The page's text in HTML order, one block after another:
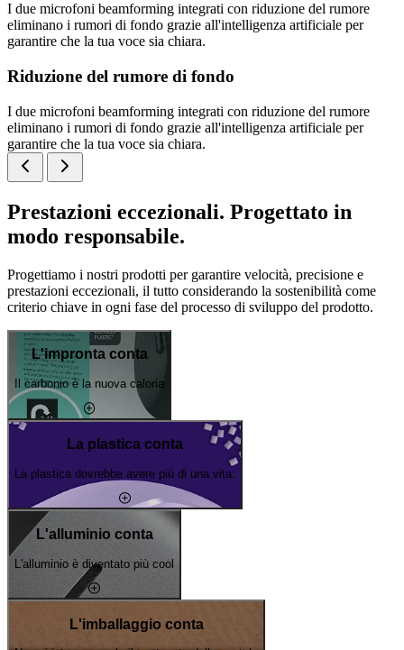
I due microfoni beamforming integrati con riduzione del rumore
eliminano i rumori di fondo grazie all'intelligenza artificiale per
garantire che la tua voce sia chiara.
Riduzione del rumore di fondo
I due microfoni beamforming integrati con riduzione del rumore
eliminano i rumori di fondo grazie all'intelligenza artificiale per
garantire che la tua voce sia chiara.
Prestazioni eccezionali. Progettato in
modo responsabile.
Progettiamo i nostri prodotti per garantire velocità, precisione e
prestazioni eccezionali, il tutto considerando la sostenibilità come
criterio chiave in ogni fase del processo di sviluppo del prodotto.
L'impronta conta
Il carbonio è la nuova caloria
La plastica conta
La plastica dovrebbe avere più di una vita.
L'alluminio conta
L'alluminio è diventato più cool
L'imballaggio conta